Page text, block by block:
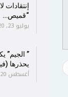
إنتقادات
“قميص…
يوليو 23, 2020
”
يحذرها
أغسطس 20, 2020